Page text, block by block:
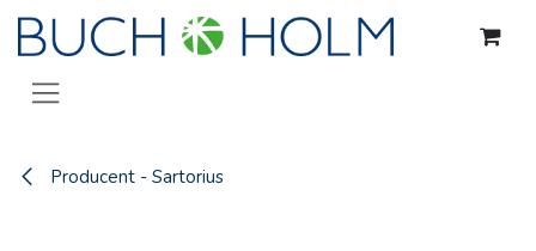
Gå til indhold
Producent - Sartorius